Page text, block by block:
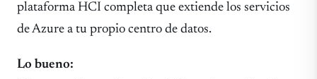
plataforma HCI completa que extiende los servicios
de Azure a tu propio centro de datos.
Lo bueno: